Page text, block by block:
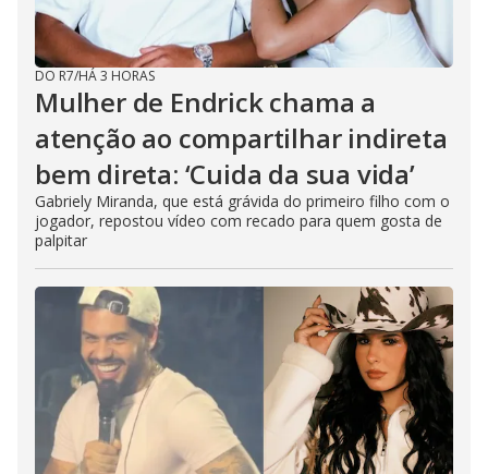
DO R7/HÁ 3 HORAS
Mulher de Endrick chama a
atenção ao compartilhar indireta
bem direta: ‘Cuida da sua vida’
Gabriely Miranda, que está grávida do primeiro filho com o
jogador, repostou vídeo com recado para quem gosta de
palpitar